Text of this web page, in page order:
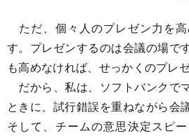
ただ、個々人のプレゼン力を
す。プレゼンするのは会議の場で
も高めなければ、せっかくのプレ
だから、私は、ソフトバンクで
ときに、試行錯誤を重ねながら会
そして、チームの意思決定スピ